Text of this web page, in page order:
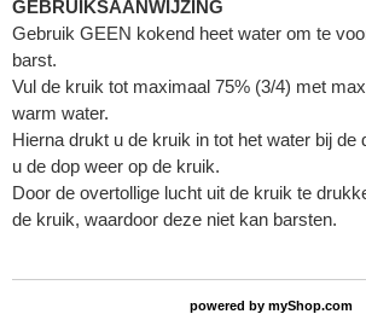
GEBRUIKSAANWIJZING
Gebruik GEEN kokend heet water om te
barst.
Vul de kruik tot maximaal 75% (3/4) met
warm water.
Hierna drukt u de kruik in tot het water bij de
u de dop weer op de kruik.
Door de overtollige lucht uit de kruik te
de kruik, waardoor deze niet kan barsten.
powered by myShop.com